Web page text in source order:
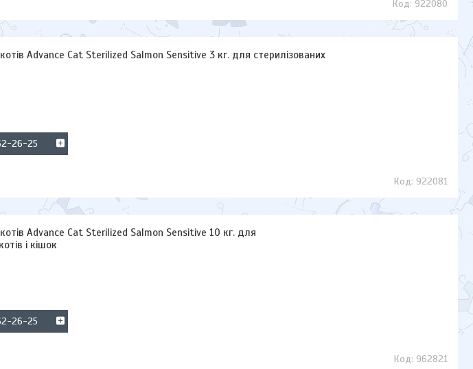
922080
Advance Cat Sterilized Salmon Sensitive 3 кг. для стерилізованих
26-25
922081
Advance Cat Sterilized Salmon Sensitive 10 кг. для
і кішок
26-25
962821